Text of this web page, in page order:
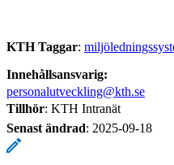
KTH Taggar:
Innehållsansvarig:
personalutveckling@kth.se
Tillhör: KTH Intranät
Senast ändrad: 2025-09-18